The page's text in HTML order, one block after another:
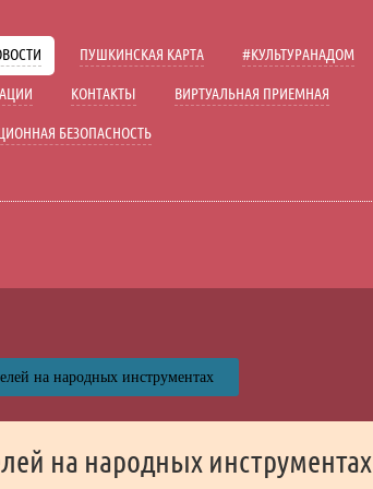
Выключить видео
ПУШКИНСКАЯ КАРТА
#КУЛЬТУРАНАДОМ
КОНТАКТЫ
ВИРТУАЛЬНАЯ ПРИЕМНАЯ
БЕЗОПАСНОСТЬ
на народных инструментах
на народных инструментах